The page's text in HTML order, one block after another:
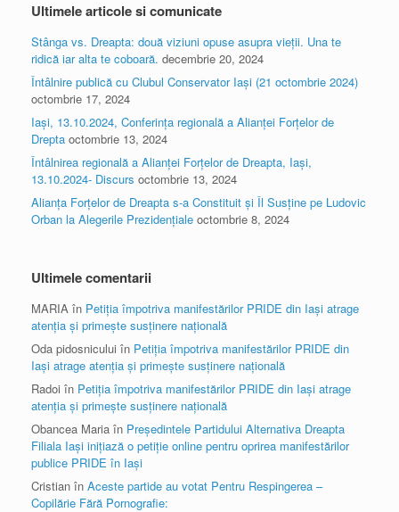
Ultimele articole si comunicate
Stânga vs. Dreapta: două viziuni opuse asupra vieții. Una te
ridică iar alta te coboară. decembrie 20, 2024
Întâlnire publică cu Clubul Conservator Iași (21 octombrie 2024)
octombrie 17, 2024
Iași, 13.10.2024, Conferința regională a Alianței Forțelor de
Drepta octombrie 13, 2024
Întâlnirea regională a Alianței Forțelor de Dreapta, Iași,
13.10.2024- Discurs octombrie 13, 2024
Alianța Forțelor de Dreapta s-a Constituit și Îl Susține pe Ludovic
Orban la Alegerile Prezidențiale octombrie 8, 2024
Ultimele comentarii
MARIA în Petiția împotriva manifestărilor PRIDE din Iași atrage
atenția și primește susținere națională
Oda pidosnicului în Petiția împotriva manifestărilor PRIDE din
Iași atrage atenția și primește susținere națională
Radoi în Petiția împotriva manifestărilor PRIDE din Iași atrage
atenția și primește susținere națională
Obancea Maria în Președintele Partidului Alternativa Dreapta
Filiala Iași inițiază o petiție online pentru oprirea manifestărilor
publice PRIDE în Iași
Cristian în Aceste partide au votat Pentru Respingerea –
Copilărie Fără Pornografie: